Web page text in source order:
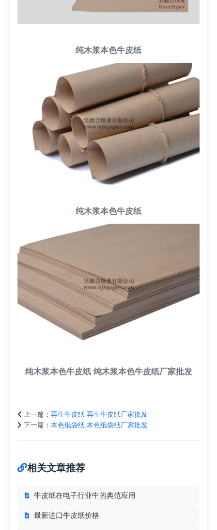
纯木浆本色牛皮纸
纯木浆本色牛皮纸
纯木浆本色牛皮纸 纯木浆本色牛皮纸厂家批发
上一篇： 再生牛皮纸 再生牛皮纸厂家批发
下一篇： 本色纸袋纸,本色纸袋纸厂家批发
相关文章推荐
牛皮纸在电子行业中的典范应用
最新进口牛皮纸价格